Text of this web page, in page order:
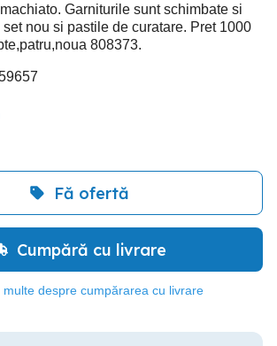
Garniturile sunt schimbate si
nou si pastile de curatare. Pret 1000
808373.
Fă ofertă
Cumpără cu livrare
multe despre cumpărarea cu livrare